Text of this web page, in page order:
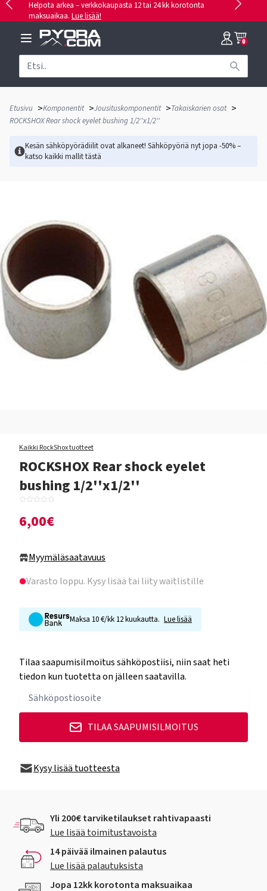
Helpota arkea – verkkokaupasta 12 tai 24 kk korotonta
maksuaikaa. Lue lisää!
0
Etusivu >Komponentit >Jousituskomponentit >Takaiskarien osat >
ROCKSHOX Rear shock eyelet bushing 1/2''x1/2''
Kesän sähköpyörädiilit ovat alkaneet! Sähköpyöriä nyt jopa -50% –
katso kaikki mallittästä
Kaikki RockShox tuotteet
ROCKSHOX Rear shock eyelet
bushing 1/2''x1/2''
6,00€
Myymäläsaatavuus
Varasto loppu. Kysy lisää tai liity waitlistille
Maksa 10 €/kk 12 kuukautta. Lue lisää
Tilaa saapumisilmoitus sähköpostiisi, niin saat heti
tiedon kun tuotetta on jälleen saatavilla.
TILAA SAAPUMISILMOITUS
Kysy lisää tuotteesta
Yli 200€ tarviketilaukset rahtivapaasti
Lue lisää toimitustavoista
14 päivää ilmainen palautus
Lue lisää palautuksista
Jopa 12kk korotonta maksuaikaa